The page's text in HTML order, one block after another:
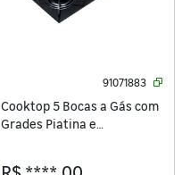
91071883
Cooktop 5 Bocas a Gás com
Grades Piatina e